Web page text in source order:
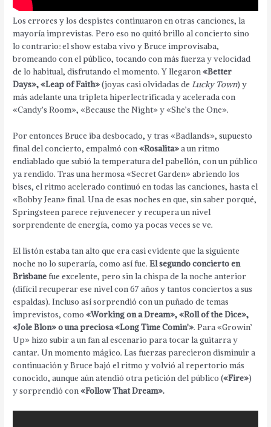
Los errores y los despistes continuaron en otras canciones, la
mayoría imprevistas. Pero eso no quitó brillo al concierto sino
lo contrario: el show estaba vivo y Bruce improvisaba,
bromeando con el público, tocando con más fuerza y velocidad
de lo habitual, disfrutando el momento. Y llegaron«Better
Days», «Leap of Faith»(joyas casi olvidadas deLucky Town) y
más adelante una tripleta hiperlectrificada y acelerada con
«Candy’s Room», «Because the Night» y «She’s the One».
Por entonces Bruce iba desbocado, y tras «Badlands», supuesto
final del concierto, empalmó con«Rosalita»a un ritmo
endiablado que subió la temperatura del pabellón, con un público
ya rendido. Tras una hermosa «Secret Garden» abriendo los
bises, el ritmo acelerado continuó en todas las canciones, hasta el
«Bobby Jean» final. Una de esas noches en que, sin saber porqué,
Springsteen parece rejuvenecer y recupera un nivel
sorprendente de energía, como ya pocas veces se ve.
El listón estaba tan alto que era casi evidente que la siguiente
noche no lo superaría, como así fue.El segundo concierto en
Brisbanefue excelente, pero sin la chispa de la noche anterior
(difícil recuperar ese nivel con 67 años y tantos conciertos a sus
espaldas). Incluso así sorprendió con un puñado de temas
imprevistos, como«Working on a Dream», «Roll of the Dice»,
«Jole Blon» o una preciosa «Long Time Comin'». Para «Growin’
Up» hizo subir a un fan al escenario para tocar la guitarra y
cantar. Un momento mágico. Las fuerzas parecieron disminuir a
continuación y Bruce bajó el ritmo y volvió al repertorio más
conocido, aunque aún atendió otra petición del público («Fire»)
y sorprendió con«Follow That Dream».